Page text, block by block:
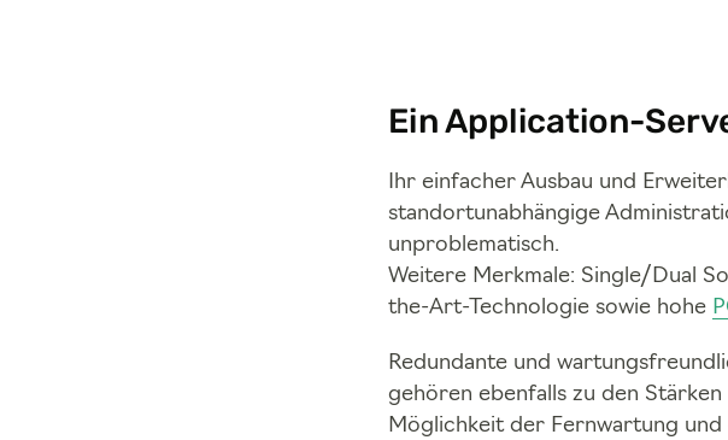
Ein Application-
Ihr einfacher Ausbau und
standortunabhängige
unproblematisch.
Weitere Merkmale: Single/Dual
the-Art-Technologie sowie hohe
Redundante und
gehören ebenfalls zu den
Möglichkeit der Fernwartung